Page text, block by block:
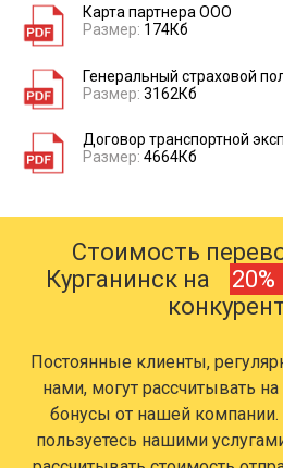
Карта партнера ООО
Размер: 174Кб
Генеральный страховой
Размер: 3162Кб
Договор транспортной
Размер: 4664Кб
Стоимость
Курганинск на
20%
Постоянные клиенты,
нами, могут рассчитывать
бонусы от нашей компании.
пользуетесь нашими